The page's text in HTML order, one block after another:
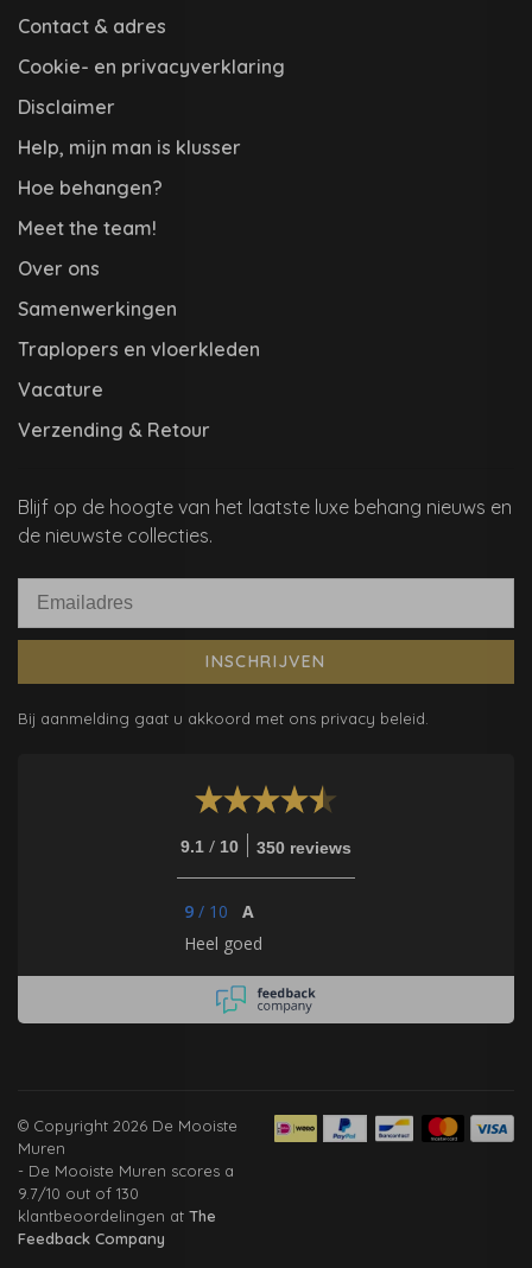
Contact & adres
Cookie- en privacyverklaring
Disclaimer
Help, mijn man is klusser
Hoe behangen?
Meet the team!
Over ons
Samenwerkingen
Traplopers en vloerkleden
Vacature
Verzending & Retour
Blijf op de hoogte van het laatste luxe behang nieuws en
de nieuwste collecties.
INSCHRIJVEN
Bij aanmelding gaat u akkoord met ons privacy beleid.
9.1 / 10 350 reviews
9 / 10
A
Heel goed
© Copyright 2026 De Mooiste
Muren
- De Mooiste Muren scores a
9.7/10 out of 130
klantbeoordelingen at The
Feedback Company